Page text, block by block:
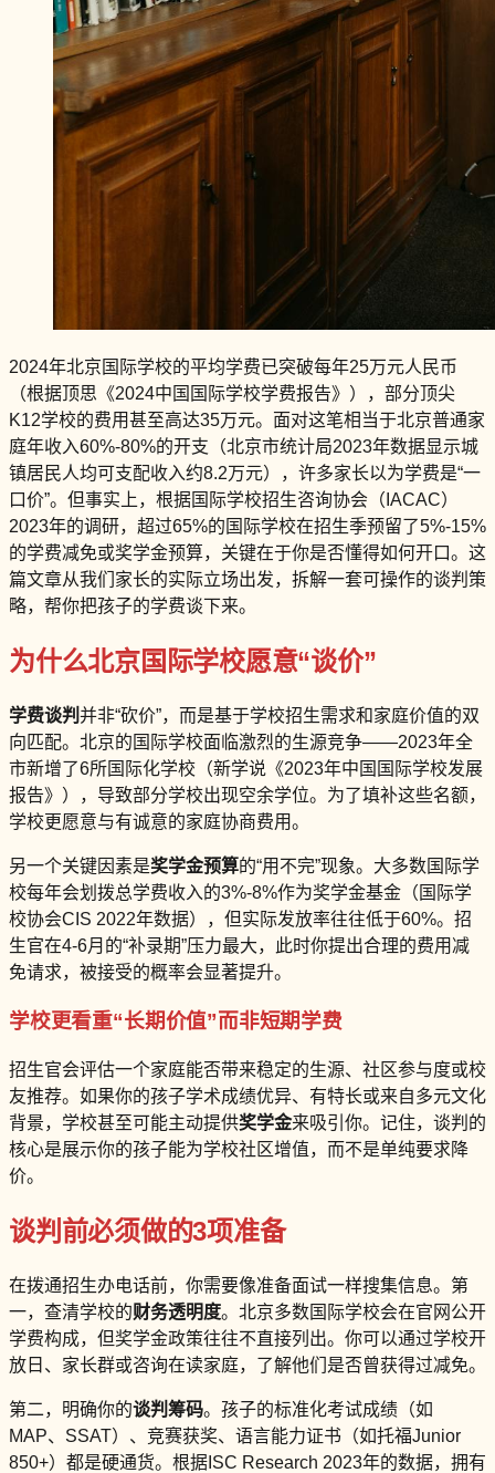
2024年北京国际学校的平均学费已突破每年25万元人民币
（根据顶思《2024中国国际学校学费报告》），部分顶尖
K12学校的费用甚至高达35万元。面对这笔相当于北京普通家
庭年收入60%-80%的开支（北京市统计局2023年数据显示城
镇居民人均可支配收入约8.2万元），许多家长以为学费是“一
口价”。但事实上，根据国际学校招生咨询协会（IACAC）
2023年的调研，超过65%的国际学校在招生季预留了5%-15%
的学费减免或奖学金预算，关键在于你是否懂得如何开口。这
篇文章从我们家长的实际立场出发，拆解一套可操作的谈判策
略，帮你把孩子的学费谈下来。
为什么北京国际学校愿意“谈价”
学费谈判 并非“砍价”，而是基于学校招生需求和家庭价值的双
向匹配。北京的国际学校面临激烈的生源竞争——2023年全
市新增了6所国际化学校（新学说《2023年中国国际学校发展
报告》），导致部分学校出现空余学位。为了填补这些名额，
学校更愿意与有诚意的家庭协商费用。
另一个关键因素是奖学金预算的“用不完”现象。大多数国际学
校每年会划拨总学费收入的3%-8%作为奖学金基金（国际学
校协会CIS 2022年数据），但实际发放率往往低于60%。招
生官在4-6月的“补录期”压力最大，此时你提出合理的费用减
免请求，被接受的概率会显著提升。
学校更看重“长期价值”而非短期学费
招生官会评估一个家庭能否带来稳定的生源、社区参与度或校
友推荐。如果你的孩子学术成绩优异、有特长或来自多元文化
背景，学校甚至可能主动提供奖学金来吸引你。记住，谈判的
核心是展示你的孩子能为学校社区增值，而不是单纯要求降
价。
谈判前必须做的3项准备
在拨通招生办电话前，你需要像准备面试一样搜集信息。第
一，查清学校的财务透明度。北京多数国际学校会在官网公开
学费构成，但奖学金政策往往不直接列出。你可以通过学校开
放日、家长群或咨询在读家庭，了解他们是否曾获得过减免。
第二，明确你的谈判筹码。孩子的标准化考试成绩（如
MAP、SSAT）、竞赛获奖、语言能力证书（如托福Junior
850+）都是硬通货。根据ISC Research 2023年的数据，拥有